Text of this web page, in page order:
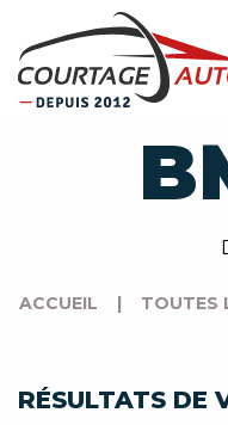
ACCUEIL | TOUTES
RÉSULTATS DE